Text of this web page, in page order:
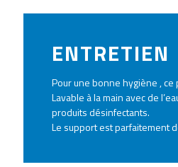
ENTRETIEN
Pour une bonne hygiène , ce
Lavable à la main avec de
produits désinfectants.
Le support est parfaitement